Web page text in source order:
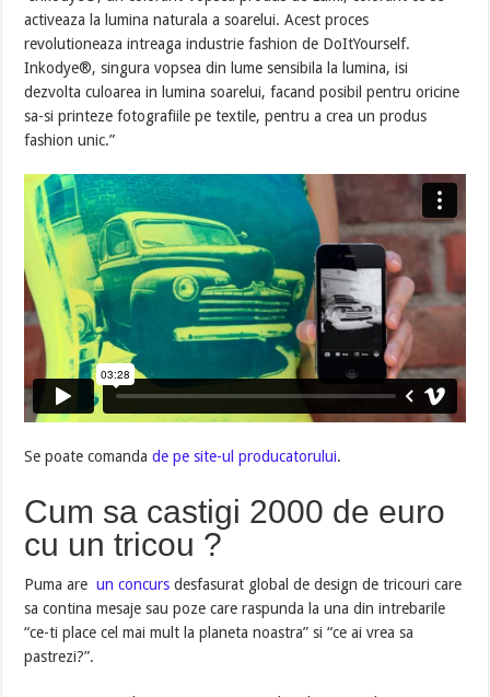
activeaza la lumina naturala a soarelui. Acest proces
revolutioneaza intreaga industrie fashion de DoItYourself.
Inkodye®, singura vopsea din lume sensibila la lumina, isi
dezvolta culoarea in lumina soarelui, facand posibil pentru oricine
sa-si printeze fotografiile pe textile, pentru a crea un produs
fashion unic.”
Se poate comanda de pe site-ul producatorului.
Cum sa castigi 2000 de euro
cu un tricou ?
Puma areun concurs desfasurat global de design de tricouri care
sa contina mesaje sau poze care raspunda la una din intrebarile
“ce-ti place cel mai mult la planeta noastra” si “ce ai vrea sa
pastrezi?”.